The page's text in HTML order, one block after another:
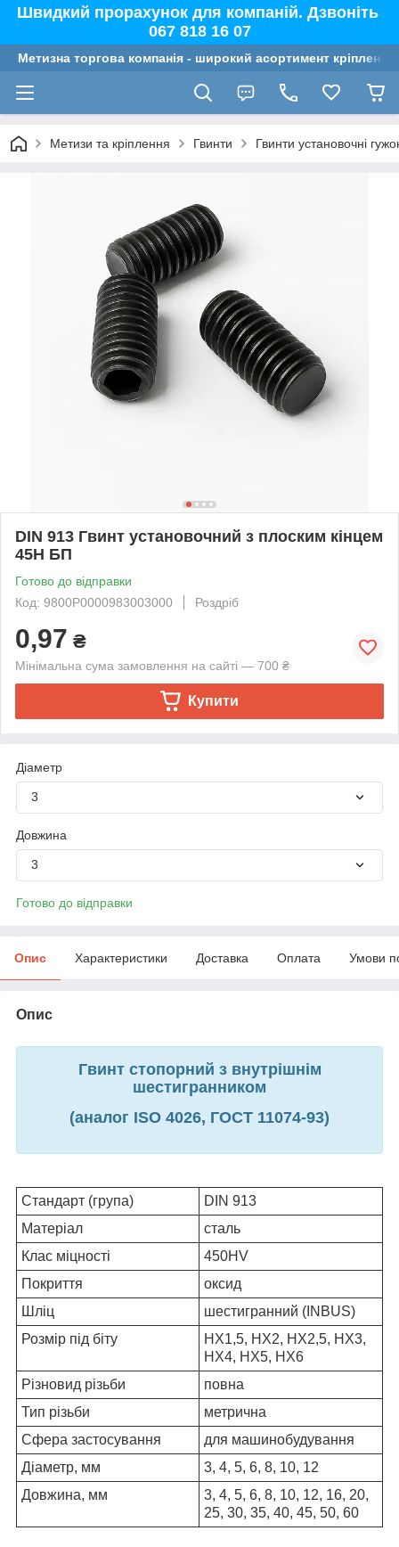
Швидкий прорахунок для компаній. Дзвоніть
067 818 16 07
Метизна торгова компанія - широкий асортимент
Метизи та кріплення Гвинти Гвинти установочні
DIN 913 Гвинт установочний з плоским кінцем
45H БП
Готово до відправки
Код: 9800P0000983003000
Роздріб
0,97 ₴
Мінімальна сума замовлення на сайті — 700 ₴
Купити
Діаметр
3
Довжина
3
Готово до відправки
Опис Характеристики Доставка Оплата Умови
Опис
Гвинт стопорний з внутрішнім
шестигранником
(аналог ISO 4026, ГОСТ 11074-93)
Стандарт (група)
DIN 913
Матеріал
сталь
Клас міцності
450HV
Покриття
оксид
Шліц
шестигранний (INBUS)
Розмір під біту
HX1,5, HX2, HX2,5, HX3,
HX4, HX5, HX6
Різновид різьби
повна
Тип різьби
метрична
Сфера застосування
для машинобудування
Діаметр, мм
3, 4, 5, 6, 8, 10, 12
Довжина, мм
3, 4, 5, 6, 8, 10, 12, 16, 20,
25, 30, 35, 40, 45, 50, 60